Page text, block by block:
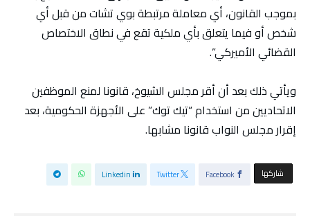
بموجب القانون، أي معاملة مرتبطة بوي تشات من قبل أي
شخص أو فيما يتعلق بأي ملكية تقع في نطاق الاختصاص
القضائي الأميركي”.
ويأتي ذلك بعد أن أقر مجلس الشيوخ، قانونا لمنع الموظفين
الاتحاديين من استخدام “تيك توك” على الأجهزة الحكومية، بعد
إقرار مجلس النواب قانونا مشابها.
‫‫ شاركها‬ Facebook
Twitter
Linkedin